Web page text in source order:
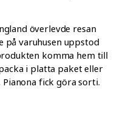
överlevde resan
på varuhusen uppstod
komma hem till
i platta paket eller
fick göra sorti.